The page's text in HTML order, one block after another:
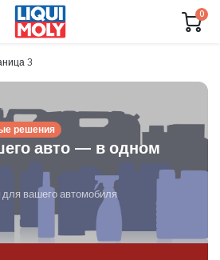
0
3
решения
авто — в одном
вашего автомобиля